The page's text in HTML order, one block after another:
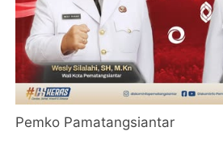
Pemko Pamatangsiantar